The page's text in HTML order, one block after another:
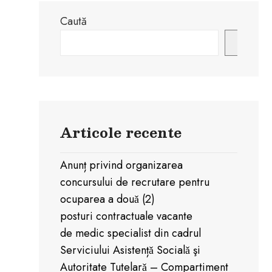
Caută
Articole recente
Anunț privind organizarea
concursului de recrutare pentru
ocuparea a douǎ (2)
posturi contractuale vacante
de medic specialist din cadrul
Serviciului Asistențǎ Socialǎ şi
Autoritate Tutelarǎ – Compartiment